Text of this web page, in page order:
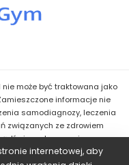
nie może być traktowana jako
informacje nie
samodiagnozy, leczenia
związanych ze zdrowiem
niezastosowaniem
uzyskane przez
internetowej, aby